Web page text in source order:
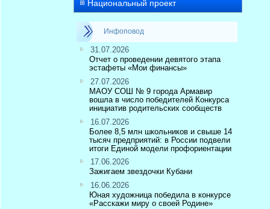
Национальный проект
Инфоповод
31.07.2026
Отчет о проведении девятого этапа
эстафеты «Мои финансы»
27.07.2026
МАОУ СОШ № 9 города Армавир
вошла в число победителей Конкурса
инициатив родительских сообществ
16.07.2026
Более 8,5 млн школьников и свыше 14
тысяч предприятий: в России подвели
итоги Единой модели профориентации
17.06.2026
Зажигаем звездочки Кубани
16.06.2026
Юная художница победила в конкурсе
«Расскажи миру о своей Родине»